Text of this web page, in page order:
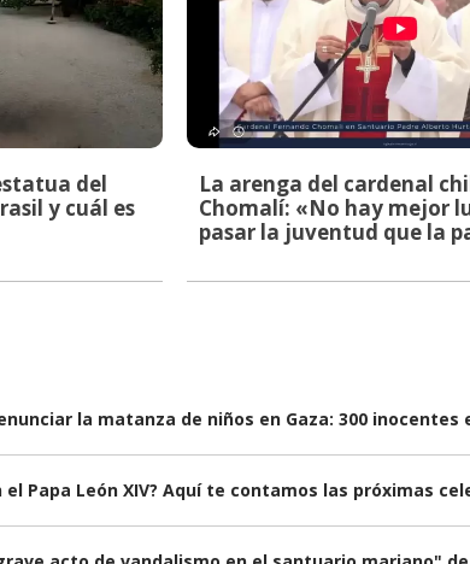
del
y cuál es
La arenga del cardenal
Chomalí: «No hay mejor
pasar la juventud que la
la matanza de niños en Gaza: 300 inocentes
Papa León XIV? Aquí te contamos las próximas